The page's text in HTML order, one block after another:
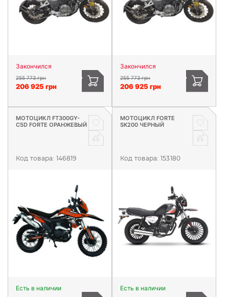
Закончился
255 773 грн
206 925 грн
Закончился
255 773 грн
206 925 грн
МОТОЦИКЛ FT300GY-
C5D FORTE ОРАНЖЕВЫЙ
Код товара: 146819
Есть в наличии
МОТОЦИКЛ FORTE
SK200 ЧЕРНЫЙ
Код товара: 153180
Есть в наличии